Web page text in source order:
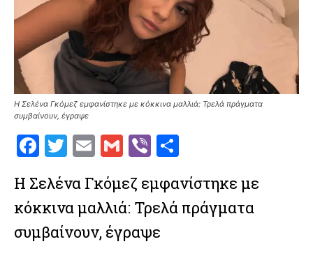
Η Σελένα Γκόμεζ εμφανίστηκε με κόκκινα μαλλιά: Τρελά πράγματα
συμβαίνουν, έγραψε
F
ce
b
o
T
it
te
r
E
ai
l
G
ai
l
V
er ar
e
Η Σελένα Γκόμεζ εμφανίστηκε με
κόκκινα μαλλιά: Τρελά πράγματα
συμβαίνουν, έγραψε